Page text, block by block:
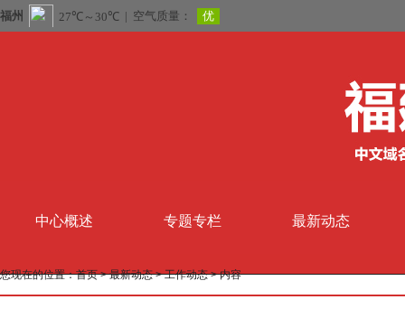
中心概述 专题专栏 最新动态
您现在的位置：首页>最新动态>工作动态> 内容